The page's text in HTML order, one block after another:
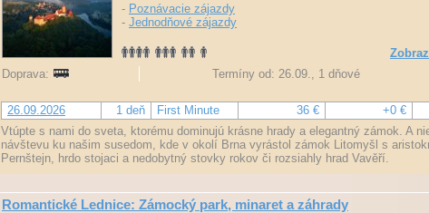
- Poznávacie zájazdy
- Jednodňové zájazdy
Doprava:
Termíny od: 26.09., 1 dňové
26.09.2026 1 deň First Minute 36 €
+0 €
Vtúpte s nami do sveta, ktorému dominujú krásne hrady a elegantný zámok. A
návštevu ku našim susedom, kde v okolí Brna vyrástol zámok Litomyšl s
Pernštejn, hrdo stojaci a nedobytný stovky rokov či rozsiahly hrad Vavěří.
Romantické Lednice: Zámocký park, minaret a záhrady